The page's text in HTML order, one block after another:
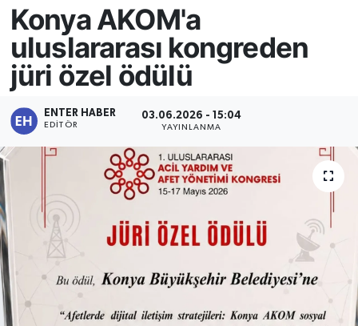
Konya AKOM'a
uluslararası kongreden
jüri özel ödülü
ENTER HABER
EDITÖR
03.06.2026 - 15:04
YAYINLANMA